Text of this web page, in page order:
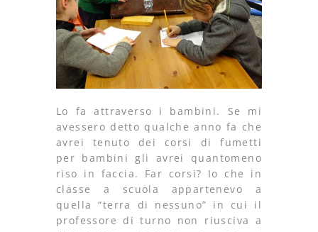
Lo fa attraverso i bambini. Se mi
avessero detto qualche anno fa che
avrei tenuto dei corsi di fumetti
per bambini gli avrei quantomeno
riso in faccia. Far corsi? Io che in
classe a scuola appartenevo a
quella “terra di nessuno” in cui il
professore di turno non riusciva a